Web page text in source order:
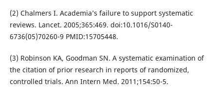
(2) Chalmers I. Academia’s failure to support systematic
reviews. Lancet. 2005;365:469. doi:10.1016/S0140-
6736(05)70260-9 PMID:15705448.
(3) Robinson KA, Goodman SN. A systematic examination of
the citation of prior research in reports of randomized,
controlled trials. Ann Intern Med. 2011;154:50-5.